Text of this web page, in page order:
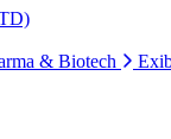
& Biotech